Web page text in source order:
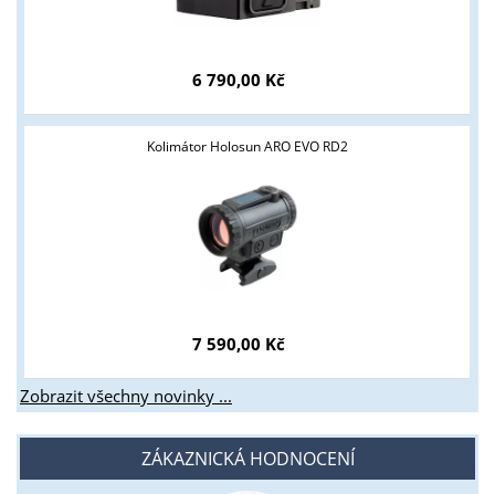
6 790,00 Kč
Kolimátor Holosun ARO EVO RD2
7 590,00 Kč
Zobrazit všechny novinky ...
ZÁKAZNICKÁ HODNOCENÍ